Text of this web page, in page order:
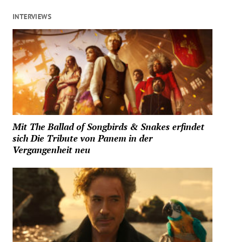
INTERVIEWS
Mit The Ballad of Songbirds & Snakes erfindet
sich Die Tribute von Panem in der
Vergangenheit neu